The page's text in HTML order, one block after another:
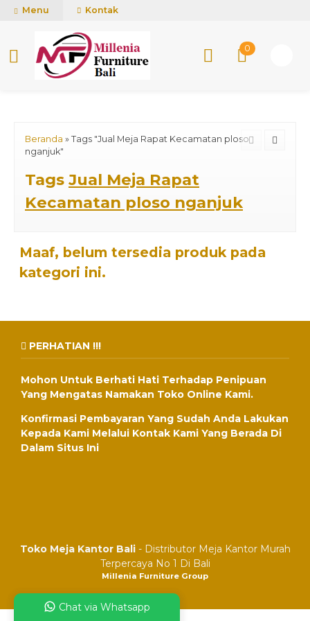
mUCn7CwGawCVTvwq7a99f4AgACOVgZvYEW65FFSDBf0
Menu Kontak
0
Beranda » Tags "Jual Meja Rapat Kecamatan ploso
nganjuk"
Tags Jual Meja Rapat
Kecamatan ploso nganjuk
Maaf, belum tersedia produk pada
kategori ini.
PERHATIAN !!!
Mohon Untuk Berhati Hati Terhadap Penipuan
Yang Mengatas Namakan Toko Online Kami.
Konfirmasi Pembayaran Yang Sudah Anda Lakukan
Kepada Kami Melalui Kontak Kami Yang Berada Di
Dalam Situs Ini
Toko Meja Kantor Bali- Distributor Meja Kantor Murah
Terpercaya No 1 Di Bali
Millenia Furniture Group
Chat via Whatsapp